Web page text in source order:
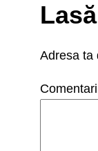
Adresa ta